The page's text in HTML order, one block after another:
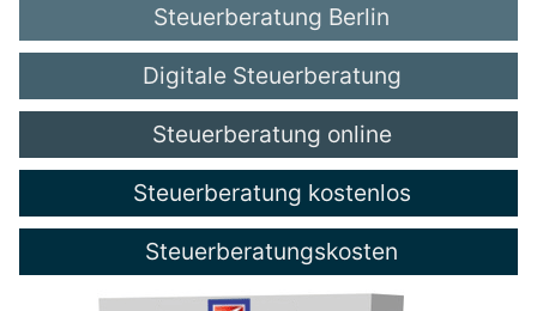
Steuerberatung Berlin
Digitale Steuerberatung
Steuerberatung online
Steuerberatung kostenlos
Steuerberatungskosten